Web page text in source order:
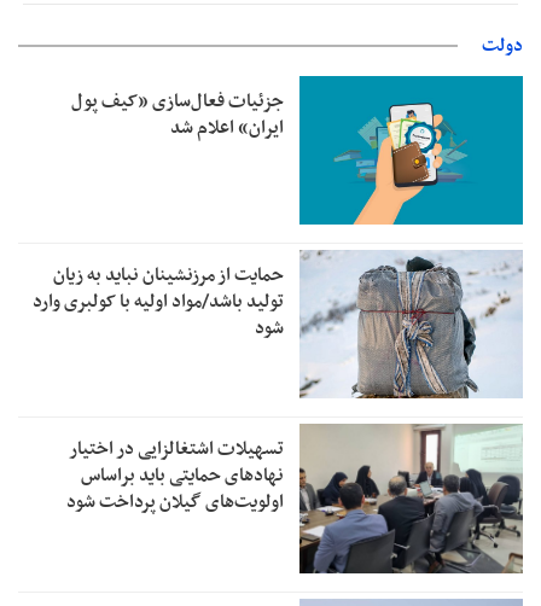
دولت
جزئیات فعال‌سازی «کیف پول
ایران» اعلام شد
حمایت از مرزنشینان نباید به زیان
تولید باشد/مواد اولیه با کولبری وارد
شود
تسهیلات اشتغالزایی در اختیار
نهادهای حمایتی باید براساس
اولویت‌های گیلان پرداخت شود